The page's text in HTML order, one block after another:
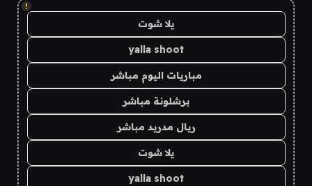
!
يلا شوت
yalla shoot
مباريات اليوم مباشر
برشلونة مباشر
ريال مدريد مباشر
يلا شوت
yalla shoot